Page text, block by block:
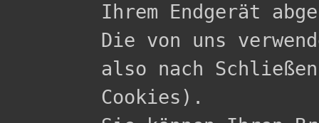
Ihrem Endgerät
Die von uns
also nach
Cookies).